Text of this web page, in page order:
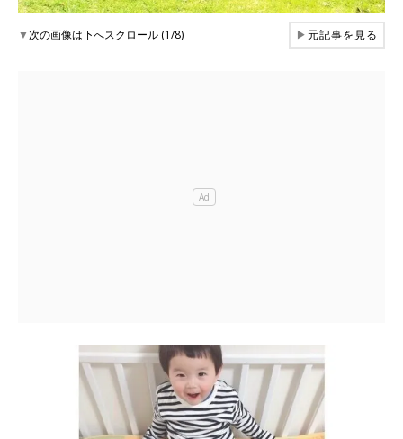
▼次の画像は下へスクロール (1/8) ▶元記事を見る